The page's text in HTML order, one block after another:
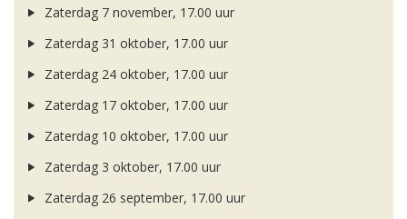
Zaterdag 7 november, 17.00 uur
Zaterdag 31 oktober, 17.00 uur
Zaterdag 24 oktober, 17.00 uur
Zaterdag 17 oktober, 17.00 uur
Zaterdag 10 oktober, 17.00 uur
Zaterdag 3 oktober, 17.00 uur
Zaterdag 26 september, 17.00 uur